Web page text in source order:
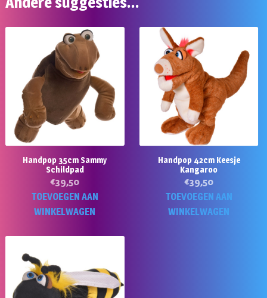
Handpop 35cm Sammy
Schildpad
€39,50
TOEVOEGEN AAN
WINKELWAGEN
Handpop 42cm Keesje
Kangaroo
€39,50
TOEVOEGEN AAN
WINKELWAGEN